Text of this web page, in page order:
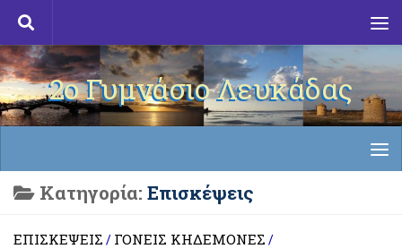
Skip to content
2ο Γυμνάσιο Λευκάδας
Κατηγορία: Επισκέψεις
ΕΠΙΣΚΈΨΕΙΣ / ΓΟΝΕΊΣ ΚΗΔΕΜΌΝΕΣ /